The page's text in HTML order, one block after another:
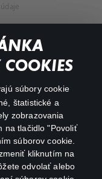
súbory cookie
štatistické a
zobrazovania
na tlačidlo "Povoliť
súborov cookie.
kliknutím na
odvolať alebo